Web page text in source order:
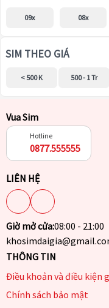
09x 08x
SIM THEO GIÁ
< 500 K 500 - 1 Tr
Vua Sim
Hotline
0877.555555
LIÊN HỆ
Giờ mở cửa:08:00 - 21:00
THÔNG TIN
Điều khoản và điều kiện
Chính sách bảo mật